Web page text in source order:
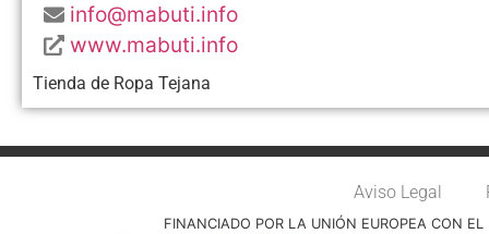
info@mabuti.info
www.mabuti.info
Tienda de Ropa Tejana
Aviso Legal
FINANCIADO POR LA UNIÓN EUROPEA CON